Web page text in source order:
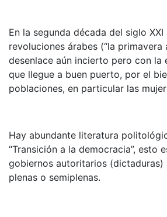
En la segunda década del siglo
revoluciones árabes (“la primavera
desenlace aún incierto pero con la
que llegue a buen puerto, por el
poblaciones, en particular las
Hay abundante literatura
“Transición a la democracia”, esto
gobiernos autoritarios (dictaduras)
plenas o semiplenas.